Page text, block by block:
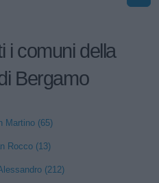
i comuni della
Bergamo
Martino (65)
Rocco (13)
(212)